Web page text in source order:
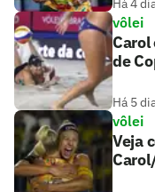
Há 4
vôlei
Carol
de
Há 5
vôlei
Veja